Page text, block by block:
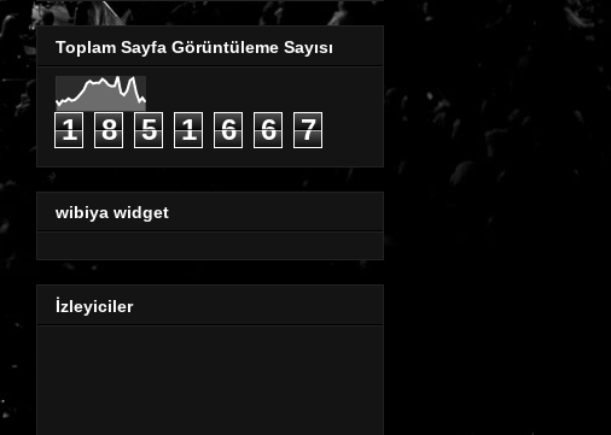
Toplam Sayfa Görüntüleme Sayısı
1 8 5 1 6 6 7
wibiya widget
İzleyiciler